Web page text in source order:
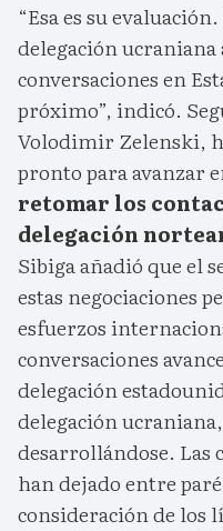
“Esa es su
delegación
conversaciones en
próximo”, indicó.
Volodimir Zelenski,
pronto para avanzar
retomar los
delegación
Sibiga añadió que el
estas negociaciones
esfuerzos
conversaciones
delegación
delegación
desarrollándose. Las
han dejado entre
consideración de los